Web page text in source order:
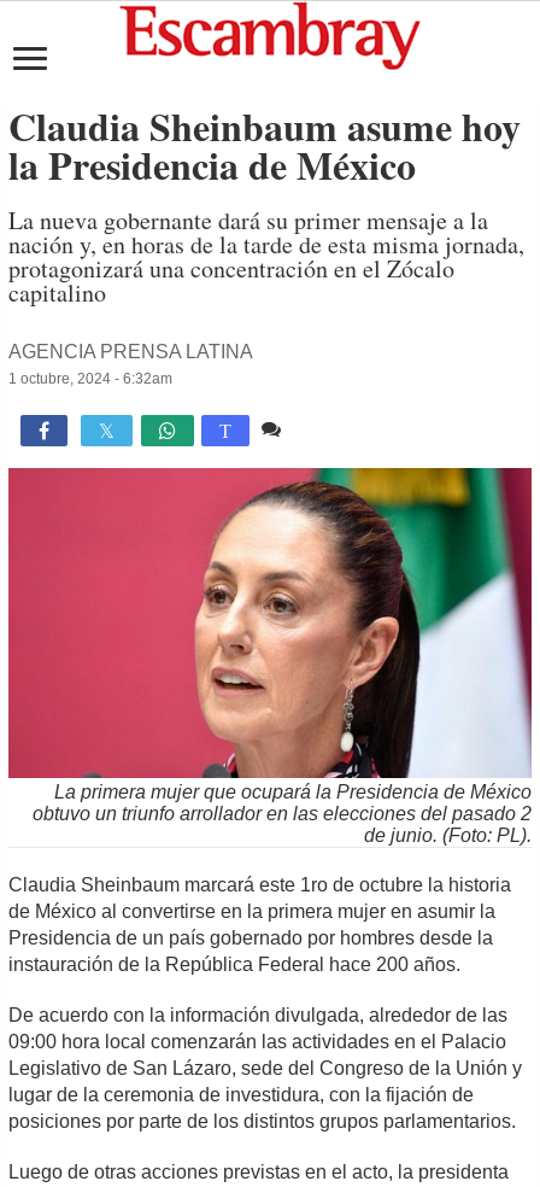
Claudia Sheinbaum asume hoy
la Presidencia de México
La nueva gobernante dará su primer mensaje a la
nación y, en horas de la tarde de esta misma jornada,
protagonizará una concentración en el Zócalo
capitalino
AGENCIA PRENSA LATINA
1 octubre, 2024 - 6:32am
 T
La primera mujer que ocupará la Presidencia de México
obtuvo un triunfo arrollador en las elecciones del pasado 2
de junio. (Foto: PL).
Claudia Sheinbaum marcará este 1ro de octubre la historia
de México al convertirse en la primera mujer en asumir la
Presidencia de un país gobernado por hombres desde la
instauración de la República Federal hace 200 años.
De acuerdo con la información divulgada, alrededor de las
09:00 hora local comenzarán las actividades en el Palacio
Legislativo de San Lázaro, sede del Congreso de la Unión y
lugar de la ceremonia de investidura, con la fijación de
posiciones por parte de los distintos grupos parlamentarios.
Luego de otras acciones previstas en el acto, la presidenta